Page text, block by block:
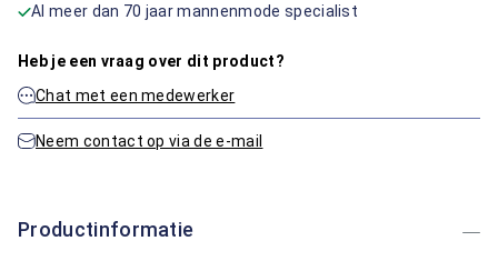
Al meer dan 70 jaar mannenmode specialist
Heb je een vraag over dit product?
Chat met een medewerker
Neem contact op via de e-mail
Productinformatie